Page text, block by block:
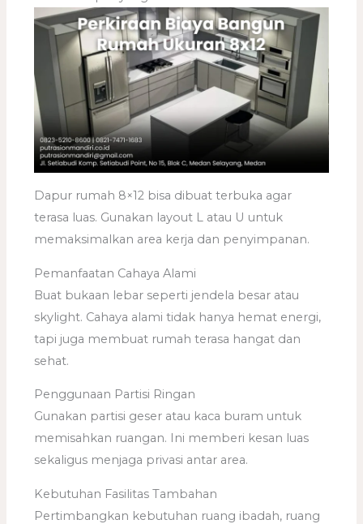
Dapur rumah 8×12 bisa dibuat terbuka agar
terasa luas. Gunakan layout L atau U untuk
memaksimalkan area kerja dan penyimpanan.
Pemanfaatan Cahaya Alami
Buat bukaan lebar seperti jendela besar atau
skylight. Cahaya alami tidak hanya hemat energi,
tapi juga membuat rumah terasa hangat dan
sehat.
Penggunaan Partisi Ringan
Gunakan partisi geser atau kaca buram untuk
memisahkan ruangan. Ini memberi kesan luas
sekaligus menjaga privasi antar area.
Kebutuhan Fasilitas Tambahan
Pertimbangkan kebutuhan ruang ibadah, ruang